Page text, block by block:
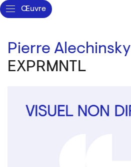
Œuvre
Pierre Alechinsky
EXPRMNTL